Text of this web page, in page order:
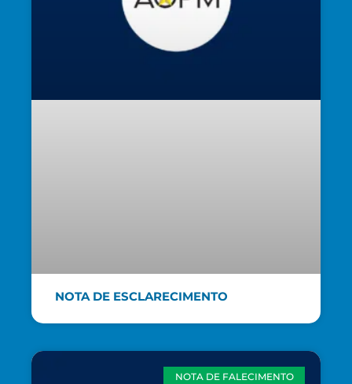
NOTA DE ESCLARECIMENTO
NOTA DE FALECIMENTO